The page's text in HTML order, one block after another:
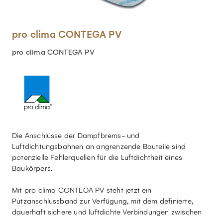
pro clima CONTEGA PV
pro clima CONTEGA PV
Die Anschlüsse der Dampfbrems- und
Luftdichtungsbahnen an angrenzende Bauteile sind
potenzielle Fehlerquellen für die Luftdichtheit eines
Baukörpers.
Mit pro clima CONTEGA PV steht jetzt ein
Putzanschlussband zur Verfügung, mit dem definierte,
dauerhaft sichere und luftdichte Verbindungen zwischen